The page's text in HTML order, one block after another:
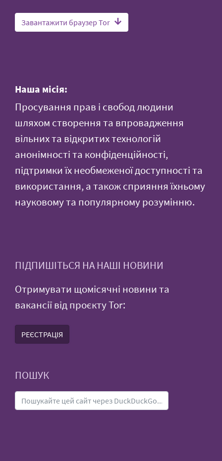
Завантажити браузер Tor
Наша місія:
Просування прав і свобод людини
шляхом створення та впровадження
вільних та відкритих технологій
анонімності та конфіденційності,
підтримки їх необмеженої доступності та
використання, а також сприяння їхньому
науковому та популярному розумінню.
ПІДПИШІТЬСЯ НА НАШІ НОВИНИ
Отримувати щомісячні новини та
вакансії від проєкту Tor:
РЕЄСТРАЦІЯ
ПОШУК